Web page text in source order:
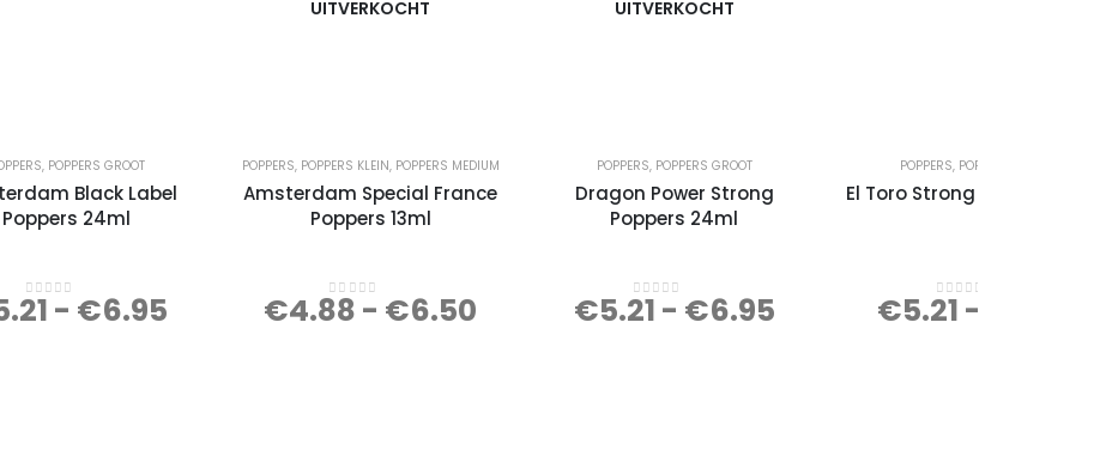
, POPPERS GROOT
Black Label
Poppers 24ml
0out of 5
- €6.95
UITVERKOCHT
POPPERS, POPPERS KLEIN, POPPERS MEDIUM
Amsterdam Special France
Poppers 13ml
0 out of 5
€4.88 - €6.50
UITVERKOCHT
POPPERS, POPPERS GROOT
Dragon Power Strong
Poppers 24ml
0out of 5
€5.21 - €6.95
POPPERS, POPPERS GROOT
El Toro Strong Poppers
0out of 5
€5.21 -